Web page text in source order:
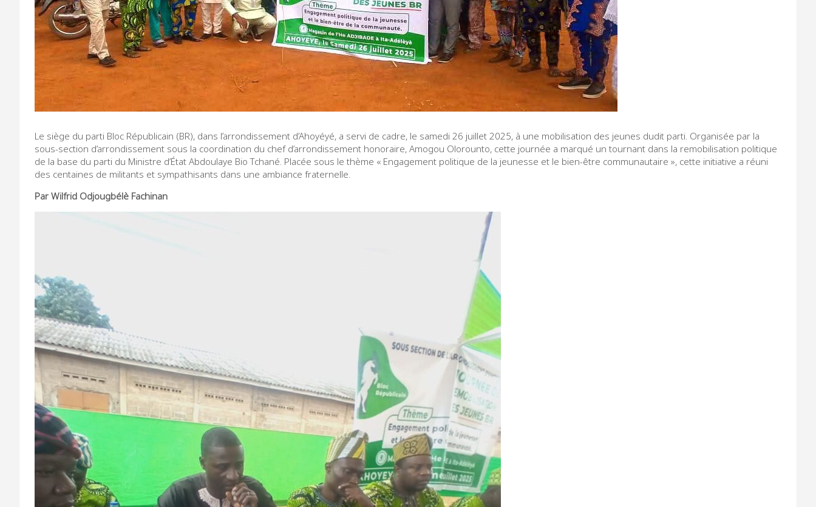
Le siège du parti Bloc Républicain (BR), dans l’arrondissement d’Ahoyéyé, a servi de cadre, le samedi 26 juillet 2025, à une mobilisation des jeunes dudit parti. Organisée par la
sous-section d’arrondissement sous la coordination du chef d’arrondissement honoraire, Amogou Olorounto, cette journée a marqué un tournant dans la remobilisation politique
de la base du parti du Ministre d’État Abdoulaye Bio Tchané. Placée sous le thème « Engagement politique de la jeunesse et le bien-être communautaire », cette initiative a réuni
des centaines de militants et sympathisants dans une ambiance fraternelle.
Par Wilfrid Odjougbélè Fachinan